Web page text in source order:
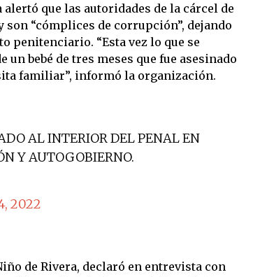
que las autoridades de la cárcel de
son “cómplices de corrupción”, dejando
penitenciario. “Esta vez lo que se
un bebé de tres meses que fue asesinado
familiar”, informó la organización.
AL INTERIOR DEL PENAL EN
Y AUTOGOBIERNO.
2022
de Rivera, declaró en entrevista con